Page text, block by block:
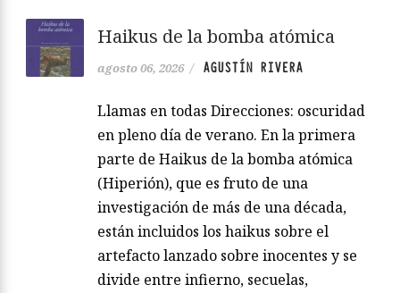
Haikus de la bomba atómica
agosto 06, 2026 / AGUSTÍN RIVERA
Llamas en todas Direcciones: oscuridad
en pleno día de verano. En la primera
parte de Haikus de la bomba atómica
(Hiperión), que es fruto de una
investigación de más de una década,
están incluidos los haikus sobre el
artefacto lanzado sobre inocentes y se
divide entre infierno, secuelas,